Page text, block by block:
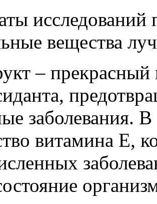
вещества
– прекрасный
заболевания.
витамина Е,